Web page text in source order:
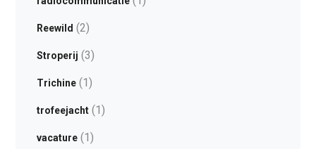
Reewild (2)
Stroperij (3)
Trichine(1)
trofeejacht(1)
vacature(1)